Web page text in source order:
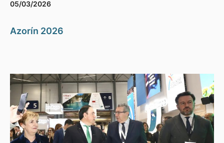
05/03/2026
Azorín 2026